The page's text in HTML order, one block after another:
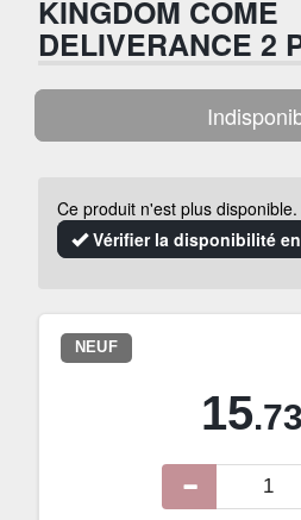
KINGDOM COME
DELIVERANCE 2
Ce produit n'est plus disponible.
Vérifier la disponibilité
NEUF
15